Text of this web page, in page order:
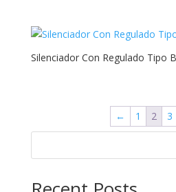
Silenciador Con Regulado Tipo
← 1 2 3